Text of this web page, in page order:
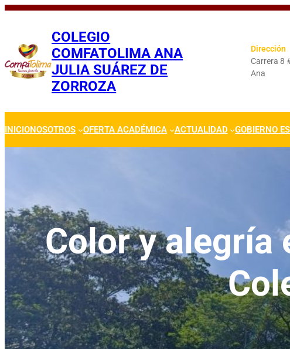
Saltar
COLEGIO
COMFATOLIMA ANA
JULIA SUÁREZ DE
ZORROZA
Dirección
Carrera 8
Ana
INICIONOSOTROS OFERTA ACADÉMICA ACTUALIDAD GOBIERNO
Color y alegría